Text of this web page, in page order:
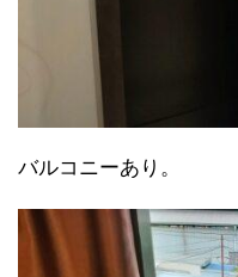
バルコニーあり。